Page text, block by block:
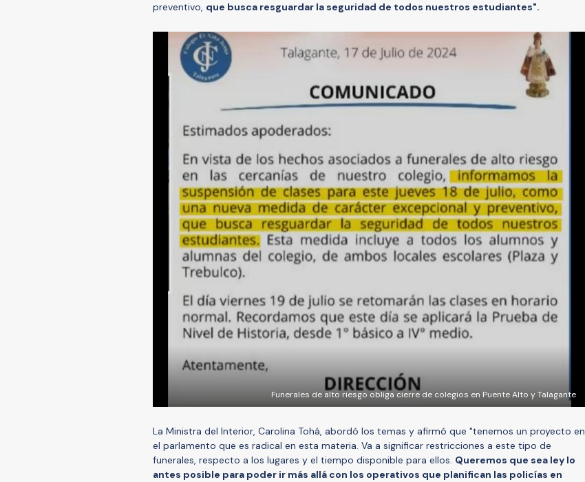
preventivo, que busca resguardar la seguridad de todos nuestros estudiantes".
Funerales de alto riesgo obliga cierre de colegios en Puente Alto y Talagante
La Ministra del Interior, Carolina Tohá, abordó los temas y afirmó que "tenemos un proyecto en
el parlamento que es radical en esta materia. Va a significar restricciones a este tipo de
funerales, respecto a los lugares y el tiempo disponible para ellos. Queremos que sea ley lo
antes posible para poder ir más allá con los operativos que planifican las policías en